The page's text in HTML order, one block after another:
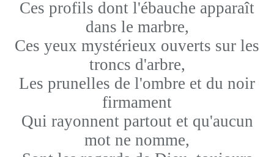
Ces profils dont l'ébauche apparaît
dans le marbre,
Ces yeux mystérieux ouverts sur les
troncs d'arbre,
Les prunelles de l'ombre et du noir
firmament
Qui rayonnent partout et qu'aucun
mot ne nomme,